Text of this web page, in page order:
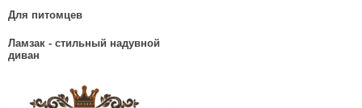
Для питомцев
Ламзак - стильный надувной
диван